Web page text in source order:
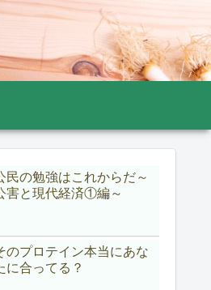
民の勉強はこれからだ～
害と現代経済①編～
のプロテイン本当にあな
に合ってる？